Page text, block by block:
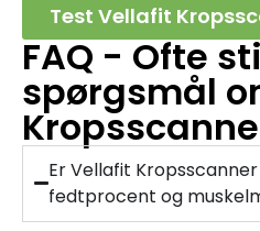
Test Vellafit
FAQ - Ofte
spørgsmål
Er Vellafit
fedtprocent og